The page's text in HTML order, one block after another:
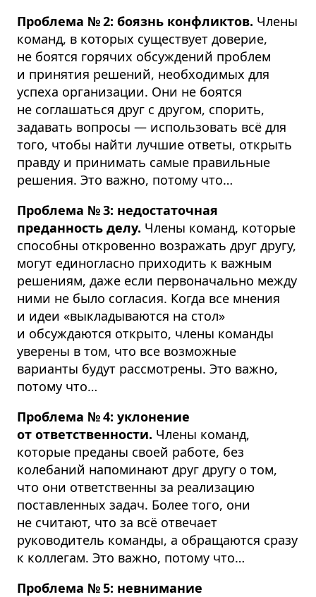
Проблема № 2: боязнь конфликтов. Члены
команд, в которых существует доверие,
не боятся горячих обсуждений проблем
и принятия решений, необходимых для
успеха организации. Они не боятся
не соглашаться друг с другом, спорить,
задавать вопросы — использовать всё для
того, чтобы найти лучшие ответы, открыть
правду и принимать самые правильные
решения. Это важно, потому что…
Проблема № 3: недостаточная
преданность делу. Члены команд, которые
способны откровенно возражать друг другу,
могут единогласно приходить к важным
решениям, даже если первоначально между
ними не было согласия. Когда все мнения
и идеи «выкладываются на стол»
и обсуждаются открыто, члены команды
уверены в том, что все возможные
варианты будут рассмотрены. Это важно,
потому что…
Проблема № 4: уклонение
от ответственности. Члены команд,
которые преданы своей работе, без
колебаний напоминают друг другу о том,
что они ответственны за реализацию
поставленных задач. Более того, они
не считают, что за всё отвечает
руководитель команды, а обращаются сразу
к коллегам. Это важно, потому что…
Проблема № 5: невнимание